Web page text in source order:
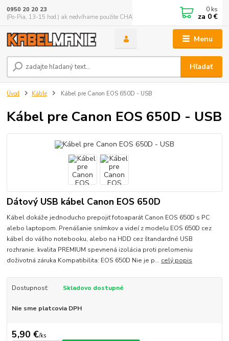
Menu
Hľadať
0950 20 20 23
(Po-Pia, 13-15 hod.) ak nedvíhame použite CHATBOX
0 ks
za 0 €
Úvod Káble Kábel pre Canon EOS 650D - USB
Kábel pre Canon EOS 650D - USB
Dátový USB kábel Canon EOS 650D
Kábel dokáže jednoducho prepojiť fotoaparát Canon EOS 650D s PC
alebo laptopom. Prenášanie snímkov a videí z modelu EOS 650D cez
kábel do vášho notebooku, alebo na HDD cez štandardné USB
rozhranie. kvalita PREMIUM spevnená izolácia proti prelomeniu
doživotná záruka Kompatibilita: EOS 650D Nie je p... celý popis
Dostupnosť: Skladovo dostupné
Nie sme platcovia DPH
5,90 €/ks